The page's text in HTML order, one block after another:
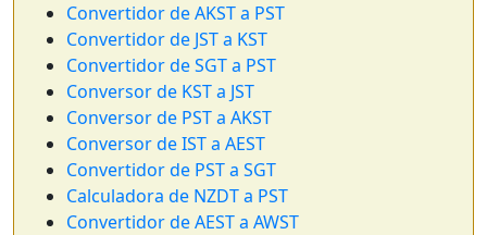
Convertidor de AKST a PST
Convertidor de JST a KST
Convertidor de SGT a PST
Conversor de KST a JST
Conversor de PST a AKST
Conversor de IST a AEST
Convertidor de PST a SGT
Calculadora de NZDT a PST
Convertidor de AEST a AWST